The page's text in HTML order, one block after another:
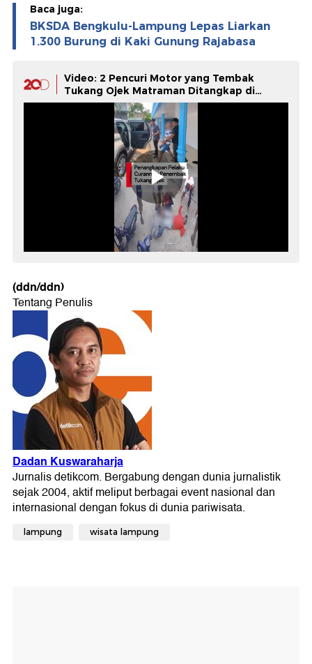
Baca juga:
BKSDA Bengkulu-Lampung Lepas Liarkan
1.300 Burung di Kaki Gunung Rajabasa
Video: 2 Pencuri Motor yang Tembak
Tukang Ojek Matraman Ditangkap di
Lampung
(ddn/ddn)
lampung wisata lampung